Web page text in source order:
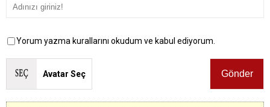
Yorum yazma kurallarını okudum ve kabul ediyorum.
Avatar Seç